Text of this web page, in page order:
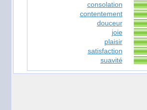
consolation
contentement
douceur
joie
plaisir
satisfaction
suavité